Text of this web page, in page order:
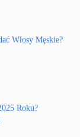
Włosy Męskie?
Roku?